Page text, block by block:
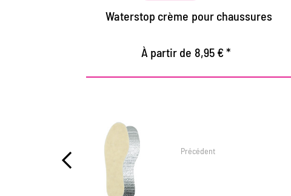
brun à la mode bleu, vert et rouge
Waterstop crème pour chaussures
À partir de 8,95 € *
Précédent